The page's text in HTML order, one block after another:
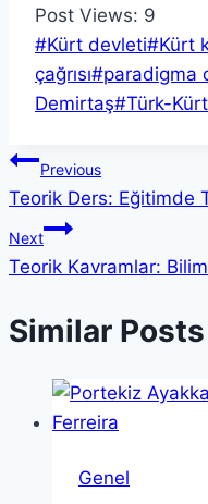
Post Views: 9
Post
Tags:
#Kürt devleti#Kürt
çağrısı#paradigma
Demirtaş#Türk-
Yazı
gezinmesi
Previous
Teorik Ders: Eğitimde
Next
Teorik Kavramlar:
Similar Posts
Genel